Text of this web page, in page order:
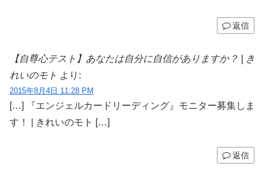
返信
【自尊心テスト】あなたは自分に自信がありますか？ | き
れいのモト より:
2015年8月4日 11:28 PM
[…] 『エンジェルカードリーディング』モニター募集しま
す！ | きれいのモト […]
返信